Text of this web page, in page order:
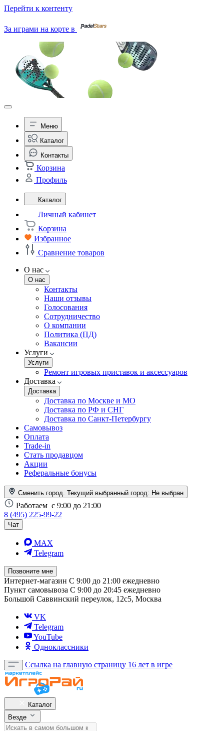
Перейти к контенту
За играми на корте в
Меню
Каталог
Контакты
Корзина
Профиль
Каталог
Личный кабинет
Корзина
Избранное
Сравнение товаров
О нас
О нас
Контакты
Наши отзывы
Голосования
Сотрудничество
О компании
Политика (ПД)
Вакансии
Услуги
Услуги
Ремонт игровых приставок и аксессуаров
Доставка
Доставка
Доставка по Москве и МО
Доставка по РФ и СНГ
Доставка по Санкт-Петербургу
Самовывоз
Оплата
Trade-in
Стать продавцом
Акции
Реферальные бонусы
Сменить город. Текущий выбранный город: Не выбран
Работаем с 9:00 до 21:00
8 (495) 225-99-22
Чат
MAX
Telegram
Позвоните мне
Интернет-магазин С 9:00 до 21:00 ежедневно
Пункт самовывоза С 9:00 до 20:45 ежедневно
Большой Саввинский переулок, 12с5, Москва
VK
Telegram
YouTube
Одноклассники
Ссылка на главную страницу 16 лет в игре
Каталог
Везде